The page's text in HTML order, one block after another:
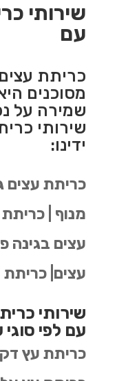
שירותי
עם
כריתת
מסוכנים
שמירה על
שירותי
ידינו:
כריתת עצים
מנוף |
עצים בגינה
עצים| כריתת
שירותי
עם לפי סוגי
כריתת עץ